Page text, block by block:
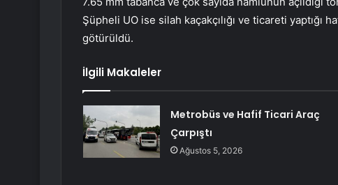
Şüpheli UO ise silah kaçakçılığı ve ticareti yaptığı
götürüldü.
İlgili Makaleler
Metrobüs ve Hafif Ticari Araç
Çarpıştı
Ağustos 5, 2026